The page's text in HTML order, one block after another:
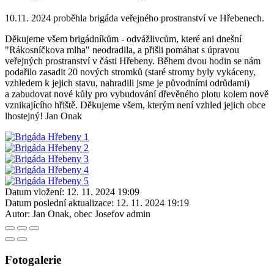
10.11. 2024 proběhla brigáda veřejného prostranství ve Hřebenech.
Děkujeme všem brigádníkům - odvážlivcům, které ani dnešní
"Rákosníčkova mlha" neodradila, a přišli pomáhat s úpravou
veřejných prostranství v části Hřebeny. Během dvou hodin se nám
podařilo zasadit 20 nových stromků (staré stromy byly vykáceny,
vzhledem k jejich stavu, nahradili jsme je původními odrůdami)
a zabudovat nové kůly pro vybudování dřevěného plotu kolem nově
vznikajícího hřiště. Děkujeme všem, kterým není vzhled jejich obce
lhostejný! Jan Onak
Datum vložení: 12. 11. 2024 19:09
Datum poslední aktualizace: 12. 11. 2024 19:19
Autor: Jan Onak, obec Josefov admin
Fotogalerie